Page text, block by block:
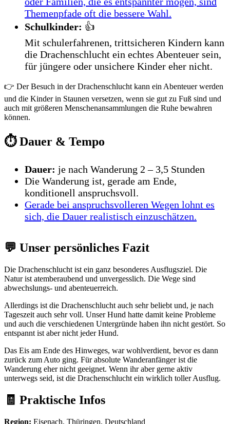
Themenpfade oft die bessere Wahl.
Schulkinder: 👍
Mit schulerfahrenen, trittsicheren Kindern kann
die Drachenschlucht ein echtes Abenteuer sein,
für jüngere oder unsichere Kinder eher nicht.
👉 Der Besuch in der Drachenschlucht kann ein Abenteuer werden
und die Kinder in Staunen versetzen, wenn sie gut zu Fuß sind und
auch mit größeren Menschenansammlungen die Ruhe bewahren
können.
⏱️ Dauer & Tempo
Dauer: je nach Wanderung 2 – 3,5 Stunden
Die Wanderung ist, gerade am Ende,
konditionell anspruchsvoll.
Gerade bei anspruchsvolleren Wegen lohnt es
sich, die Dauer realistisch einzuschätzen.
💬 Unser persönliches Fazit
Die Drachenschlucht ist ein ganz besonderes Ausflugsziel. Die
Natur ist atemberaubend und unvergesslich. Die Wege sind
abwechslungs- und abenteuerreich.
Allerdings ist die Drachenschlucht auch sehr beliebt und, je nach
Tageszeit auch sehr voll. Unser Hund hatte damit keine Probleme
und auch die verschiedenen Untergründe haben ihn nicht gestört. So
entspannt ist aber nicht jeder Hund.
Das Eis am Ende des Hinweges, war wohlverdient, bevor es dann
zurück zum Auto ging. Für absolute Wanderanfänger ist die
Wanderung eher nicht geeignet. Wenn ihr aber gerne aktiv
unterwegs seid, ist die Drachenschlucht ein wirklich toller Ausflug.
🧾 Praktische Infos
Region: Eisenach, Thüringen, Deutschland